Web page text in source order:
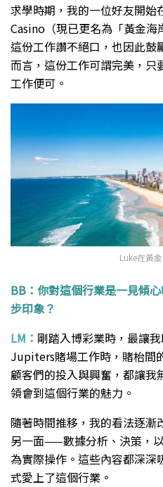
求學時期，我的一位好友開
Casino（現已更名為「黃金
這份工作讚不絕口，也因此鼓
而言，這份工作可謂完美，只
工作便可。
Luke在黃
BB：你對這個行業是一見傾
步印象？
LM： 剛踏入博彩業時，最讓
Jupiters賭場工作時，賭枱間
顧客們的投入與興奮，都讓我
領會到這個行業的魅力。
隨著時間推移，我的看法逐漸
另一面——數據分析、決策，
為實際操作。這些內容都深
式愛上了這個行業。